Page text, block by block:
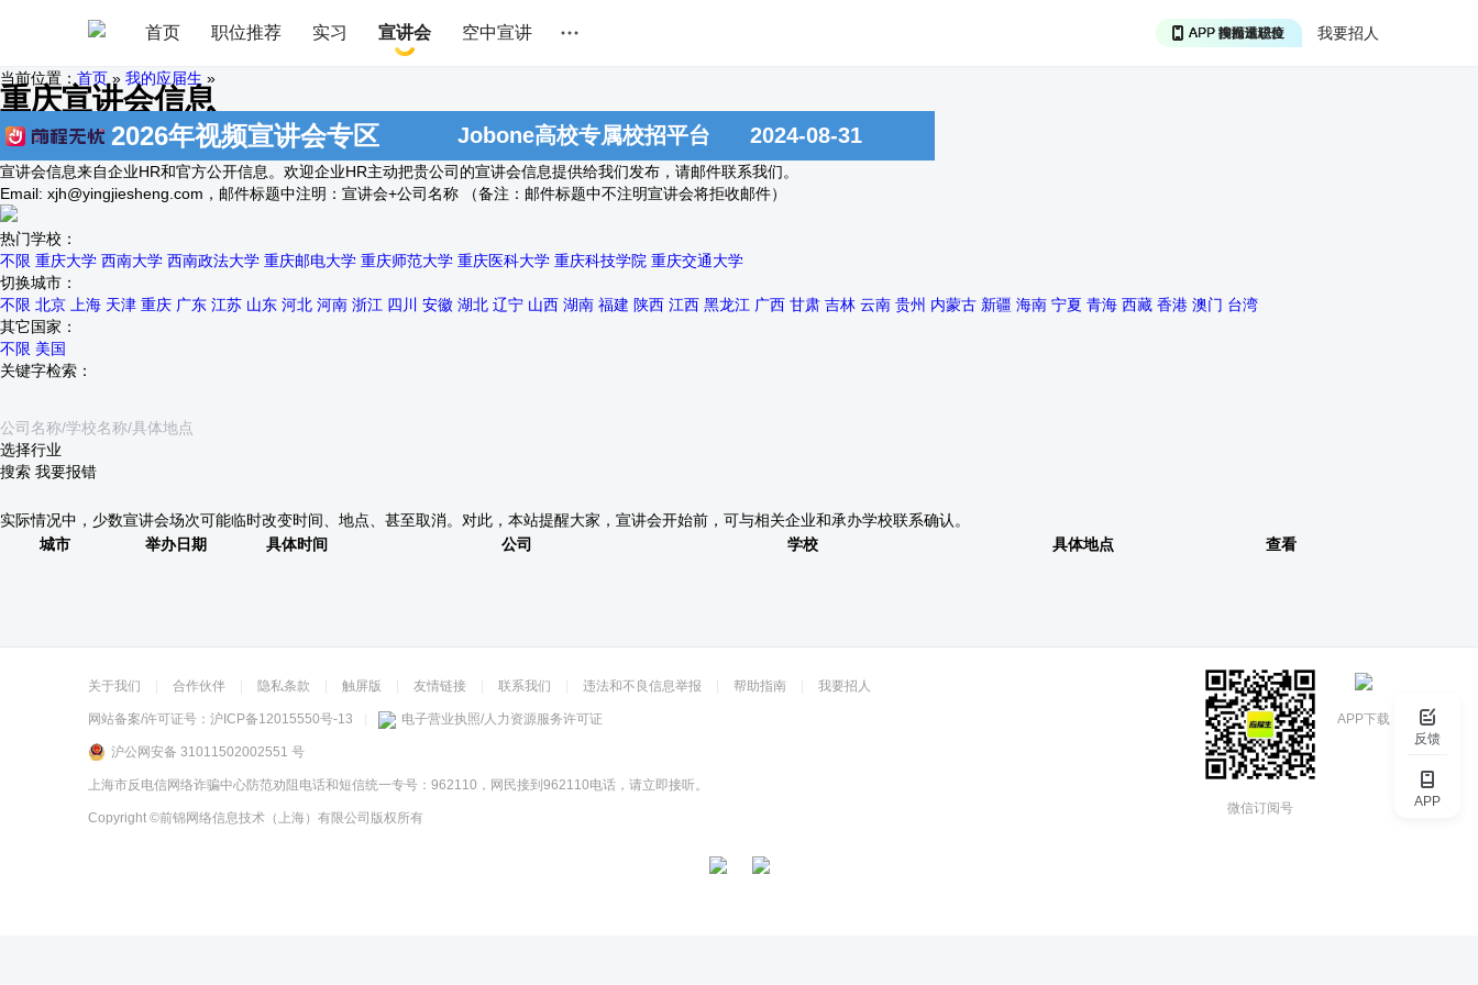
反馈
APP
首页 职位推荐 实习 宣讲会 空中宣讲 我要招人
APP 投精准职位
APP 搜海量职位
APP 聊投递进度
APP 淘面试经验
当前位置： 首页 » 我的应届生 »
重庆宣讲会信息
2026年视频宣讲会专区 Jobone高校专属校招平台 2024-08-31
宣讲会信息来自企业HR和官方公开信息。欢迎企业HR主动把贵公司的宣讲会信息提供给我们发布，请邮件联系我们。
Email: xjh@yingjiesheng.com ，邮件标题中注明：宣讲会+公司名称 （备注：邮件标题中不注明宣讲会将拒收邮件）
热门学校：
不限 重庆大学 西南大学 西南政法大学 重庆邮电大学 重庆师范大学 重庆医科大学 重庆科技学院 重庆交通大学
切换城市：
不限 北京 上海 天津 重庆 广东 江苏 山东 河北 河南 浙江 四川 安徽 湖北 辽宁 山西 湖南 福建 陕西 江西 黑龙江 广西 甘肃 吉林 云南 贵州 内蒙古 新疆 海南 宁夏 青海 西藏 香港 澳门 台湾
其它国家：
不限 美国
关键字检索：
选择行业
实际情况中，少数宣讲会场次可能临时改变时间、地点、甚至取消。对此，本站提醒大家，宣讲会开始前，可与相关企业和承办学校联系确认。
城市
举办日期 具体时间 公司 学校 具体地点 查看
关于我们 合作伙伴 隐私条款 触屏版 友情链接 联系我们 违法和不良信息举报 帮助指南 我要招人
网站备案/许可证号： 沪ICP备12015550号-13 电子营业执照/人力资源服务许可证
沪公网安备 31011502002551 号
上海市反电信网络诈骗中心防范劝阻电话和短信统一专号：962110，网民接到962110电话，请立即接听。
Copyright ©前锦网络信息技术（上海）有限公司 版权所有
APP下载
微信订阅号